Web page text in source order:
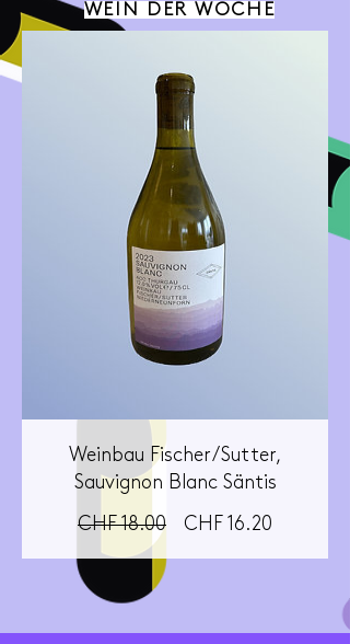
WEIN DER WOCHE
Weinbau Fischer/Sutter,
Sauvignon Blanc Säntis
CHF 18.00 Standardpreis
CHF 16.20